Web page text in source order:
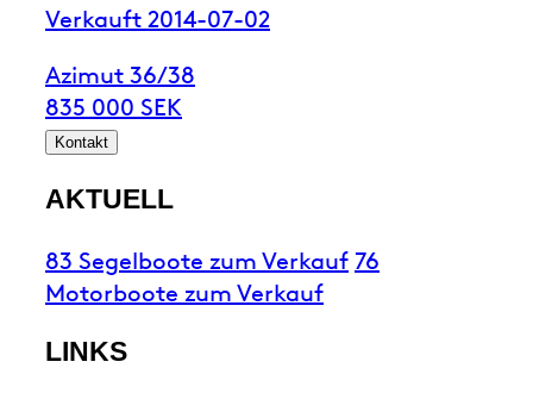
Verkauft 2014-07-02
Azimut 36/38
835 000 SEK
Kontakt
AKTUELL
83 Segelboote zum Verkauf76
Motorboote zum Verkauf
LINKS